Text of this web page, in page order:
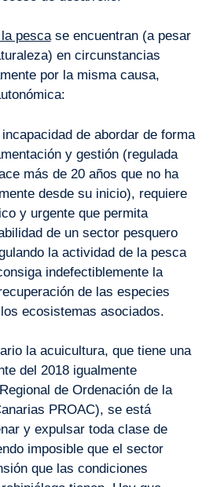
pescase encuentran (a pesar
en circunstancias
por la misma causa,
de abordar de forma
y gestión (regulada
más de 20 años que no ha
desde su inicio), requiere
y urgente que permita
de un sector pesquero
la actividad de la pesca
indefectiblemente la
de las especies
ecosistemas asociados.
la acuicultura, que tiene una
del 2018 igualmente
de Ordenación de la
PROAC), se está
y expulsar toda clase de
imposible que el sector
que las condiciones